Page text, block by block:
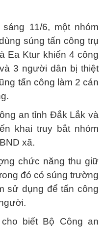
11/6, một nhóm
súng tấn công trụ
Ea Ktur khiến 4 công
3 người dân bị thiệt
tấn công làm 2 cán
an tỉnh Đắk Lắk và
khai truy bắt nhóm
xã.
chức năng thu giữ
đó có súng trường
sử dụng để tấn công
biết Bộ Công an